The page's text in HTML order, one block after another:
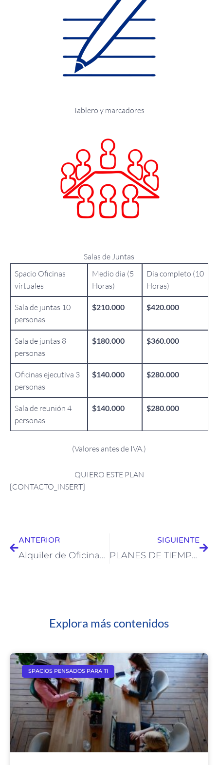
Tablero y marcadores
Salas de Juntas
Spacio Oficinas
virtuales
Medio dia (5
Horas)
Dia completo (10
Horas)
Sala de juntas 10
personas
$210.000 $420.000
Sala de juntas 8
personas
$180.000 $360.000
Oficinas ejecutiva 3
personas
$140.000 $280.000
Sala de reunión 4
personas
$140.000 $280.000
(Valores antes de IVA.)
QUIERO ESTE PLAN
[CONTACTO_INSERT]
ANTERIOR
Alquiler de Oficinas por horas
SIGUIENTE
PLANES DE TIEMPO COMPLETO
Explora más contenidos
SPACIOS PENSADOS PARA TI